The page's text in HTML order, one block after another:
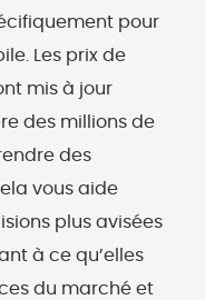
pour
Les prix de
mis à jour
des millions de
des
vous aide
plus avisées
à ce qu’elles
du marché et